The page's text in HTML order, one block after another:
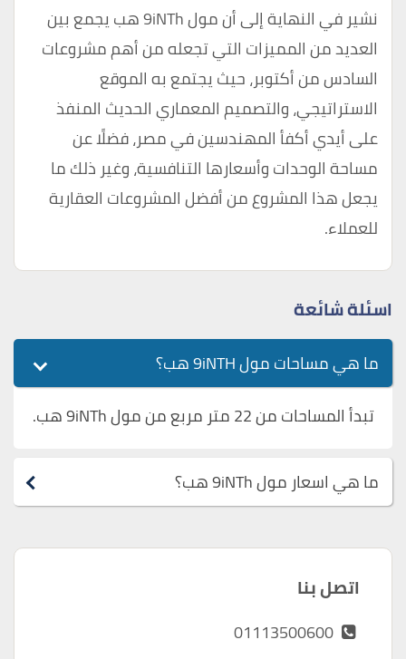
نشير في النهاية إلى أن مول 9iNTh هب يجمع بين
العديد من المميزات التي تجعله من أهم مشروعات
السادس من أكتوبر، حيث يجتمع به الموقع
الاستراتيجي، والتصميم المعماري الحديث المنفذ
على أيدي أكفأ المهندسين في مصر، فضلًا عن
مساحة الوحدات وأسعارها التنافسية، وغير ذلك ما
يجعل هذا المشروع من أفضل المشروعات العقارية
للعملاء.
اسئلة شائعة
ما هي مساحات مول 9iNTH هب؟
تبدأ المساحات من 22 متر مربع من مول 9iNTh هب.
ما هي اسعار مول 9iNTh هب؟
اتصل بنا
01113500600